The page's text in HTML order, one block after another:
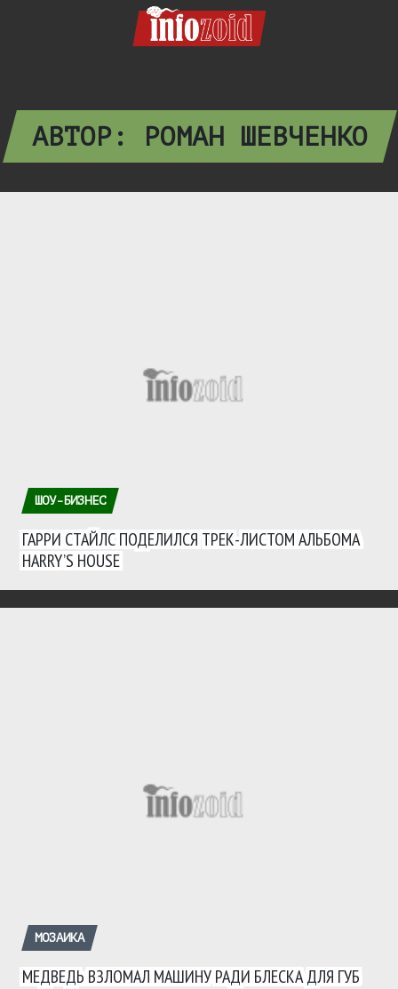
АВТОР: РОМАН ШЕВЧЕНКО
ШОУ-БИЗНЕС
ГАРРИ СТАЙЛС ПОДЕЛИЛСЯ ТРЕК-ЛИСТОМ АЛЬБОМА
HARRY’S HOUSE
МОЗАИКА
МЕДВЕДЬ ВЗЛОМАЛ МАШИНУ РАДИ БЛЕСКА ДЛЯ ГУБ